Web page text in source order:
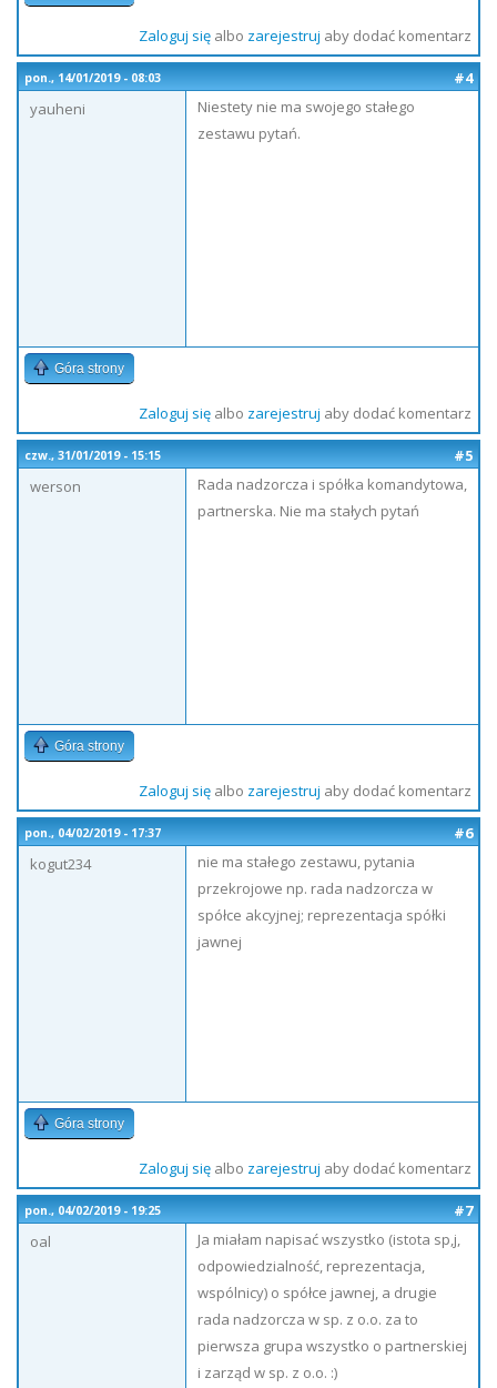
Zaloguj sięalbo zarejestruj aby dodać komentarz
pon., 14/01/2019 - 08:03
#4
yauheni
Niestety nie ma swojego stałego
zestawu pytań.
Góra strony
Zaloguj sięalbo zarejestruj aby dodać komentarz
czw., 31/01/2019 - 15:15
#5
werson
Rada nadzorcza i spółka komandytowa,
partnerska. Nie ma stałych pytań
Góra strony
Zaloguj sięalbo zarejestruj aby dodać komentarz
pon., 04/02/2019 - 17:37
#6
kogut234
nie ma stałego zestawu, pytania
przekrojowe np. rada nadzorcza w
spółce akcyjnej; reprezentacja spółki
jawnej
Góra strony
Zaloguj sięalbo zarejestruj aby dodać komentarz
pon., 04/02/2019 - 19:25
#7
oal
Ja miałam napisać wszystko (istota sp,j,
odpowiedzialność, reprezentacja,
wspólnicy) o spółce jawnej, a drugie
rada nadzorcza w sp. z o.o. za to
pierwsza grupa wszystko o partnerskiej
i zarząd w sp. z o.o. :)